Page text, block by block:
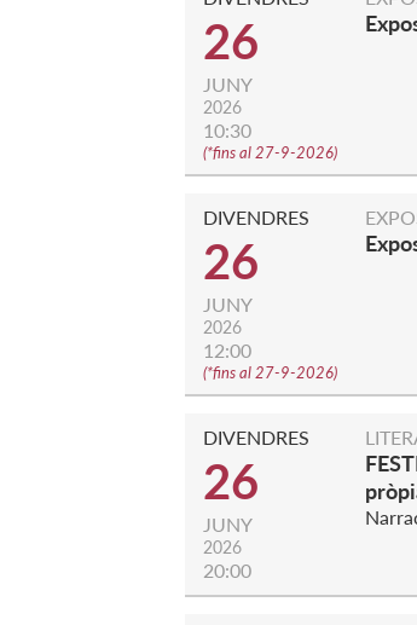
26
JUNY
2026
10:30
(*fins al 27-9-2026)
DIVENDRES
26
JUNY
2026
12:00
(*fins al 27-9-2026)
DIVENDRES
26
JUNY
2026
20:00